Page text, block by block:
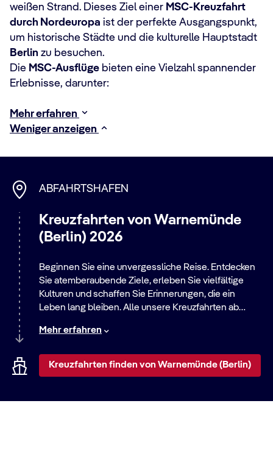
weißen Strand. Dieses Ziel einer MSC-Kreuzfahrt
durch Nordeuropa ist der perfekte Ausgangspunkt,
um historische Städte und die kulturelle Hauptstadt
Berlin zu besuchen.
Die MSC-Ausflüge bieten eine Vielzahl spannender
Erlebnisse, darunter:
Mehr erfahren
Weniger anzeigen
ABFAHRTSHAFEN
Kreuzfahrten von Warnemünde
(Berlin) 2026
Beginnen Sie eine unvergessliche Reise. Entdecken
Sie atemberaubende Ziele, erleben Sie vielfältige
Kulturen und schaffen Sie Erinnerungen, die ein
Leben lang bleiben. Alle unsere Kreuzfahrten ab
von entspannten Strandaufenthalten bis zu
uns!
Mehr erfahren
Kreuzfahrten finden von Warnemünde (Berlin)